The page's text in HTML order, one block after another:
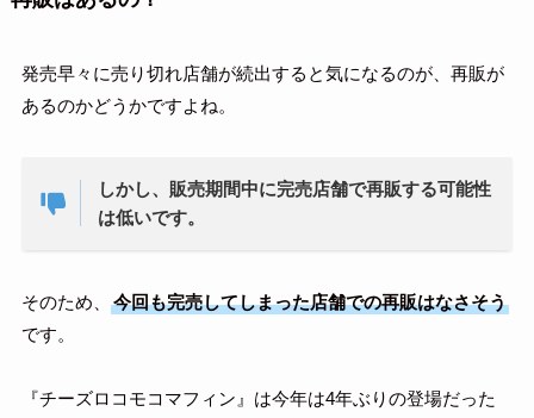
発売早々に売り切れ店舗が続出すると気になるのが、再販が
あるのかどうかですよね。
しかし、販売期間中に完売店舗で再販する可能性
は低いです。
そのため、
今回も完売してしまった店舗での再販はなさそう
です。
『チーズロコモコマフィン』は今年は4年ぶりの登場だった